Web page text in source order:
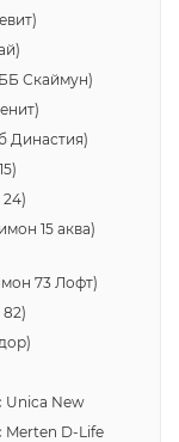
Скаймун)
Династия)
15 аква)
73 Лофт)
Unica New
Merten D-Life